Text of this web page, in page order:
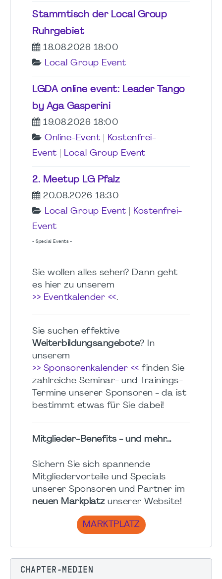
Stammtisch der Local Group
Ruhrgebiet
18.08.2026 18:00
Local Group Event
LGDA online event: Leader Tango
by Aga Gasperini
19.08.2026 18:00
Online-Event
Kostenfrei-
Event
Local Group Event
2. Meetup LG Pfalz
20.08.2026 18:30
Local Group Event
Kostenfrei-
Event
- Special Events -
Sie wollen alles sehen? Dann geht
es hier zu unserem
>> Eventkalender <<.
Sie suchen effektive
Weiterbildungsangebote? In
unserem
>> Sponsorenkalender << finden Sie
zahlreiche Seminar- und Trainings-
Termine unserer Sponsoren - da ist
bestimmt etwas für Sie dabei!
Mitglieder-Benefits - und mehr...
Sichern Sie sich spannende
Mitgliedervorteile und Specials
unserer Sponsoren und Partner im
neuen Markplatzunserer Website!
MARKTPLATZ
CHAPTER-MEDIEN